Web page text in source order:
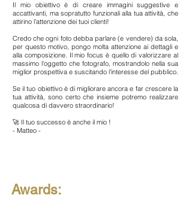
Il mio obiettivo è di creare immagini suggestive e
accattivanti, ma sopratutto funzionali alla tua attività, che
attirino l’attenzione dei tuoi clienti!
Credo che ogni foto debba parlare (e vendere) da sola,
per questo motivo, pongo molta attenzione ai dettagli e
alla composizione. Il mio focus è quello di valorizzare al
massimo l'oggetto che fotografo, mostrandolo nella sua
miglior prospettiva e suscitando l'interesse del pubblico.
Se il tuo obiettivo è di migliorare ancora e far crescere la
tua attività, sono certo che insieme potremo realizzare
qualcosa di davvero straordinario!
🚀 Il tuo successo è anche il mio !
- Matteo -
Awards: